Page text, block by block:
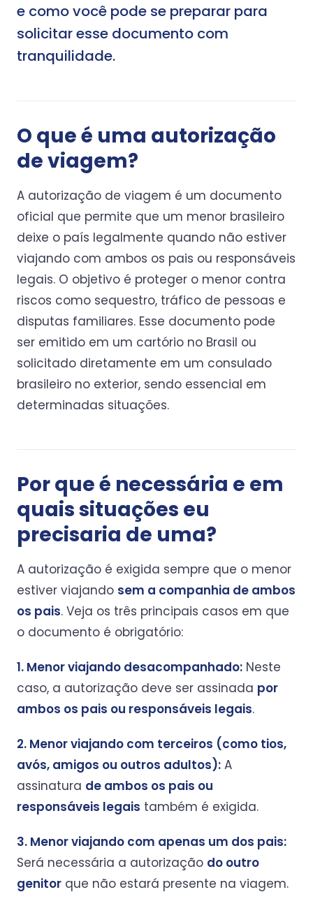
e como você pode se preparar para
solicitar esse documento com
tranquilidade.
O que é uma autorização
de viagem?
A autorização de viagem é um documento
oficial que permite que um menor brasileiro
deixe o país legalmente quando não estiver
viajando com ambos os pais ou responsáveis
legais. O objetivo é proteger o menor contra
riscos como sequestro, tráfico de pessoas e
disputas familiares. Esse documento pode
ser emitido em um cartório no Brasil ou
solicitado diretamente em um consulado
brasileiro no exterior, sendo essencial em
determinadas situações.
Por que é necessária e em
quais situações eu
precisaria de uma?
A autorização é exigida sempre que o menor
estiver viajando sem a companhia de ambos
os pais. Veja os três principais casos em que
o documento é obrigatório:
1. Menor viajando desacompanhado: Neste
caso, a autorização deve ser assinada por
ambos os pais ou responsáveis legais.
2. Menor viajando com terceiros (como tios,
avós, amigos ou outros adultos): A
assinatura de ambos os pais ou
responsáveis legais também é exigida.
3. Menor viajando com apenas um dos pais:
Será necessária a autorização do outro
genitor que não estará presente na viagem.